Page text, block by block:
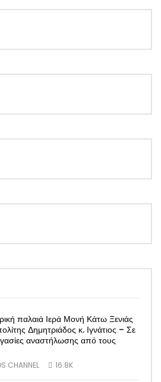
παλαιά Ιερά Μονή Κάτω Ξενιάς
Δημητριάδος κ. Ιγνάτιος – Σε
αναστήλωσης από τους
CHANNEL 16.8K